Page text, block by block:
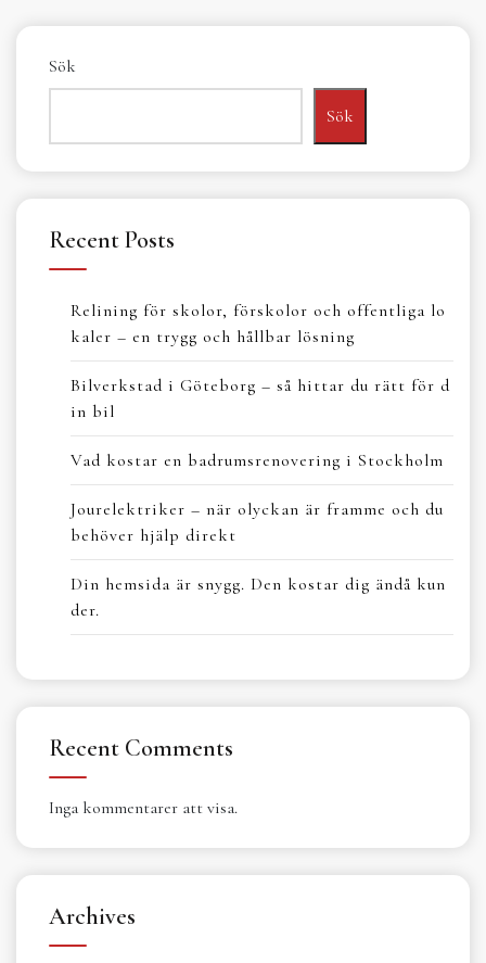
Sök
Sök
Recent Posts
Relining för skolor, förskolor och offentliga lo
kaler – en trygg och hållbar lösning
Bilverkstad i Göteborg – så hittar du rätt för d
in bil
Vad kostar en badrumsrenovering i Stockholm
Jourelektriker – när olyckan är framme och du
behöver hjälp direkt
Din hemsida är snygg. Den kostar dig ändå kun
der.
Recent Comments
Inga kommentarer att visa.
Archives